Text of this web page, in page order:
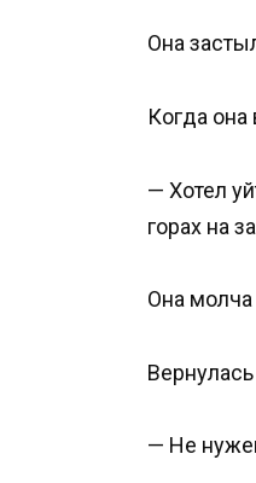
Она
Когда
— Хотел
горах на
Она
— Не